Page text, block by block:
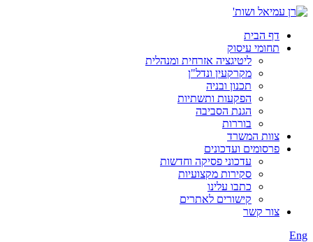
דף הבית
תחומי עיסוק
ליטיגציה אזרחית ומנהלית
מקרקעין ונדל"ן
תכנון ובניה
הפקעות ותשתיות
הגנת הסביבה
בוררות
צוות המשרד
פרסומים ועדכונים
עדכוני פסיקה וחדשות
סקירות מקצועיות
כתבו עלינו
קישורים לאתרים
צור קשר
Eng